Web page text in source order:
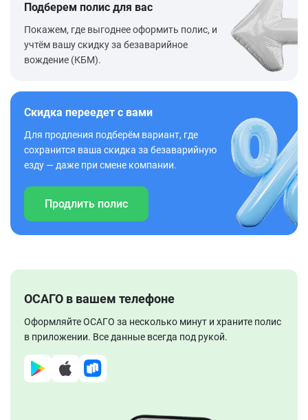
Подберем полис для вас
Покажем, где выгоднее оформить полис, и
учтём вашу скидку за безаварийное
вождение (КБМ).
Скидка переедет с вами
Для продления подберём вариант, где
сохранится ваша скидка за безаварийную
езду — даже при смене компании.
Продлить полис
ОСАГО в вашем телефоне
Оформляйте ОСАГО за несколько минут и храните полис
в приложении. Все данные всегда под рукой.